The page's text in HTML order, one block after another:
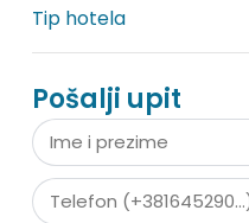
Tip hotela
Pošalji upit